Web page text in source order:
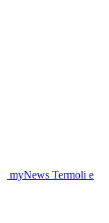
myNews Termoli e